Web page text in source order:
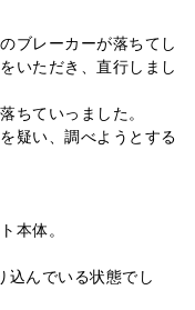
ブレーカーが落ちてし
いただき、直行しまし
ちていっました。
疑い、調べようとする
本体。
込んでいる状態でし